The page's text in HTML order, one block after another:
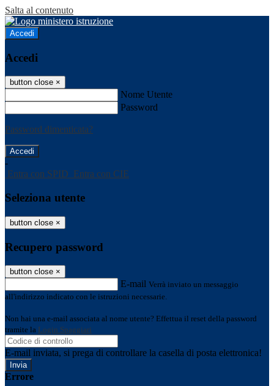
Salta al contenuto
Accedi
Accedi
button close ×
Nome Utente
Password
Password dimenticata?
-
Entra con SPID Entra con CIE
Seleziona utente
button close ×
Recupero password
button close ×
E-mail Verrà inviato un messaggio
all'indirizzo indicato con le istruzioni necessarie.
Non hai una e-mail associata al nome utente? Effettua il reset della password
tramite la Login Spaggiari
E-mail inviata, si prega di controllare la casella di posta elettronica!
Errore